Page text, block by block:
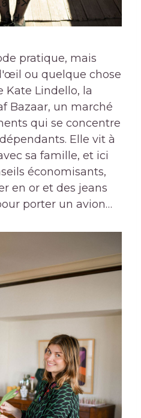
pratique, mais
ou quelque chose
Kate Lindello, la
Bazaar, un marché
qui se concentre
Elle vit à
sa famille, et ici
économisants,
en or et des jeans
porter un avion…